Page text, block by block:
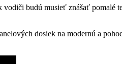
budú musieť znášať pomalé
dosiek na modernú a